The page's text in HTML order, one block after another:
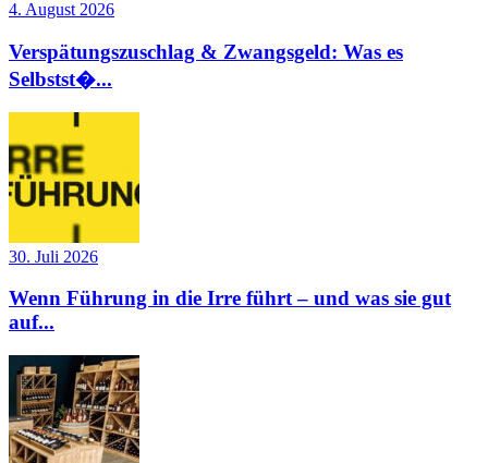
4. August 2026
Verspätungszuschlag & Zwangsgeld: Was es
Selbstst�...
30. Juli 2026
Wenn Führung in die Irre führt – und was sie gut
auf...